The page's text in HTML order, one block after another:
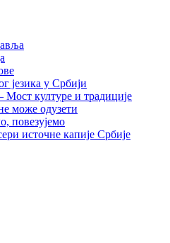
језика у Србији
Мост културе и традиције
може одузети
повезујемо
источне капије Србије